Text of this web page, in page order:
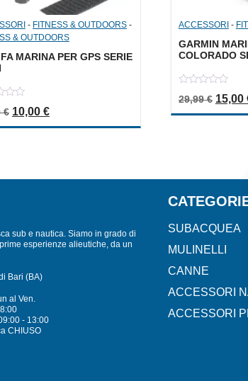
- FITNESS & OUTDOORS-
& OUTDOORS
MARINA PER GPS SERIE
€ Il prezzo originale era: 20,00 €.
10,00 €Il prezzo attuale è: 10,00 €.
ACCESSORI-
GARMIN
COLORADO
out
29,99€ Il
15,00
sub e nautica. Siamo in grado di
esperienze alieutiche, da un
Bari (BA)
al Ven.
- 13:00
CHIUSO
SUBACQUEA
MULINELLI
CANNE
ACCESSORI
ACCESSORI